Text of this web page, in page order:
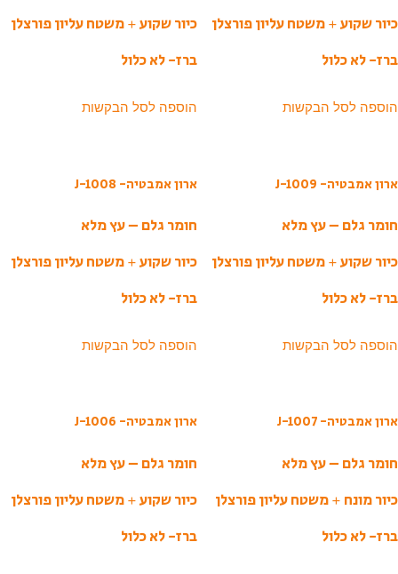
כיור שקוע + משטח עליון פורצלן
ברז- לא כלול
הוספה לסל הבקשות
כיור שקוע + משטח עליון פורצלן
ברז- לא כלול
הוספה לסל הבקשות
ארון אמבטיה- J-1009
חומר גלם – עץ מלא
כיור שקוע + משטח עליון פורצלן
ברז- לא כלול
הוספה לסל הבקשות
ארון אמבטיה- J-1008
חומר גלם – עץ מלא
כיור שקוע + משטח עליון פורצלן
ברז- לא כלול
הוספה לסל הבקשות
ארון אמבטיה- J-1007
חומר גלם – עץ מלא
כיור מונח + משטח עליון פורצלן
ברז- לא כלול
ארון אמבטיה- J-1006
חומר גלם – עץ מלא
כיור שקוע + משטח עליון פורצלן
ברז- לא כלול